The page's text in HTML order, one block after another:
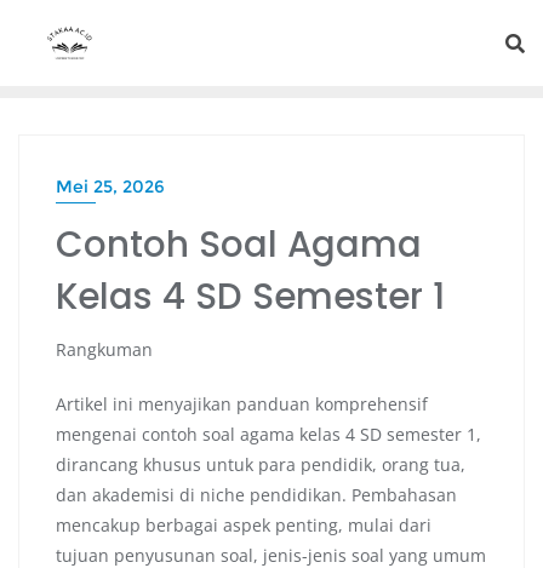
Mei 25, 2026
Contoh Soal Agama
Kelas 4 SD Semester 1
Rangkuman
Artikel ini menyajikan panduan komprehensif
mengenai contoh soal agama kelas 4 SD semester 1,
dirancang khusus untuk para pendidik, orang tua,
dan akademisi di niche pendidikan. Pembahasan
mencakup berbagai aspek penting, mulai dari
tujuan penyusunan soal, jenis-jenis soal yang umum